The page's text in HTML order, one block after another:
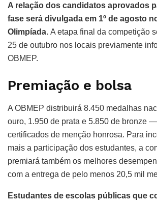
A relação dos candidatos aprovados
fase será divulgada em 1º de agosto
Olimpíada. A etapa final da competição
25 de outubro nos locais previamente
OBMEP.
Premiação e bolsa
A OBMEP distribuirá 8.450 medalhas
ouro, 1.950 de prata e 5.850 de bronze
certificados de menção honrosa. Para
mais a participação dos estudantes, a
premiará também os melhores
com a entrega de pelo menos 20,5 mil
Estudantes de escolas públicas que